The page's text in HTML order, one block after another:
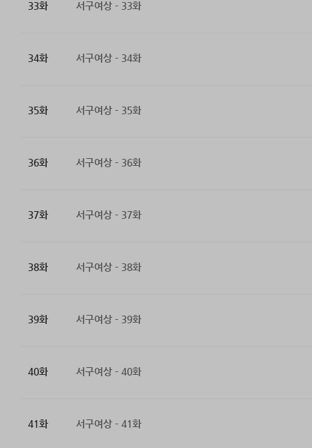
33화 서구여상 - 33화
34화 서구여상 - 34화
35화 서구여상 - 35화
36화 서구여상 - 36화
37화 서구여상 - 37화
38화 서구여상 - 38화
39화 서구여상 - 39화
40화 서구여상 - 40화
41화 서구여상 - 41화